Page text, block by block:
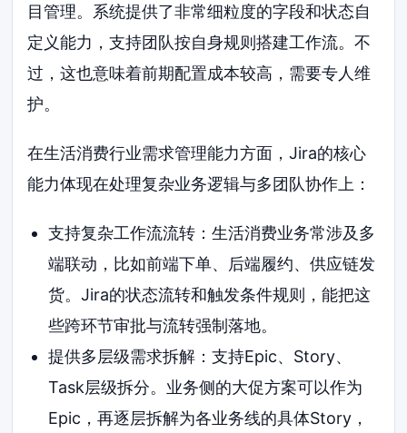
目管理。系统提供了非常细粒度的字段和状态自
定义能力，支持团队按自身规则搭建工作流。不
过，这也意味着前期配置成本较高，需要专人维
护。
在生活消费行业需求管理能力方面，Jira的核心
能力体现在处理复杂业务逻辑与多团队协作上：
支持复杂工作流流转：生活消费业务常涉及多
端联动，比如前端下单、后端履约、供应链发
货。Jira的状态流转和触发条件规则，能把这
些跨环节审批与流转强制落地。
提供多层级需求拆解：支持Epic、Story、
Task层级拆分。业务侧的大促方案可以作为
Epic，再逐层拆解为各业务线的具体Story，